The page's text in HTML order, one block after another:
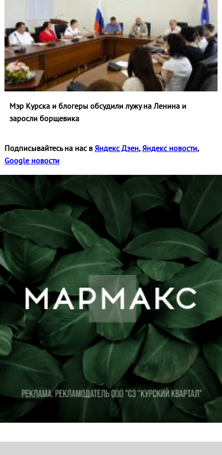
Мэр Курска и блогеры обсудили лужу на Ленина и
заросли борщевика
Подписывайтесь на нас в Яндекс Дзен, Яндекс новости,
Google новости